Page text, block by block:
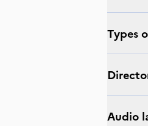
Types
Audio